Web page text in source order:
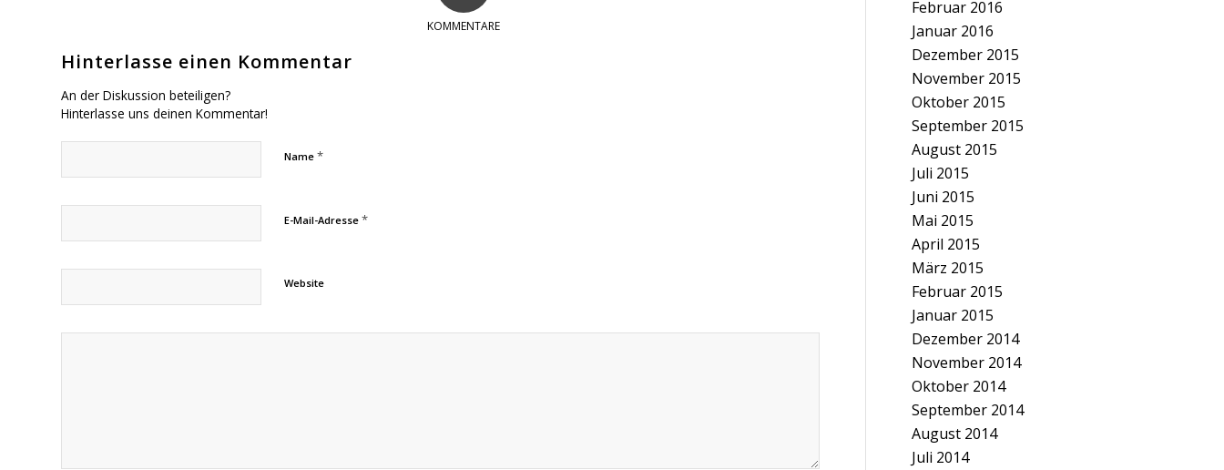
KOMMENTARE
Hinterlasse einen Kommentar
An der Diskussion beteiligen?
Hinterlasse uns deinen Kommentar!
Name *
E-Mail-Adresse *
Website
Februar 2016
Januar 2016
Dezember 2015
November 2015
Oktober 2015
September 2015
August 2015
Juli 2015
Juni 2015
Mai 2015
April 2015
März 2015
Februar 2015
Januar 2015
Dezember 2014
November 2014
Oktober 2014
September 2014
August 2014
Juli 2014